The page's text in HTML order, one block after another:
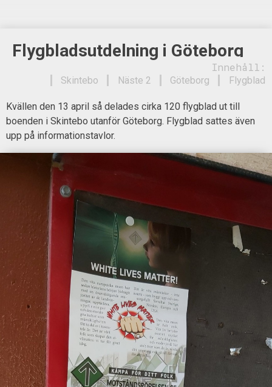
Flygbladsutdelning i Göteborg
Innehåll:
Flygblad
Göteborg
Näste 2
Skintebo
Kvällen den 13 april så delades cirka 120 flygblad ut till
boenden i Skintebo utanför Göteborg. Flygblad sattes även
upp på informationstavlor.